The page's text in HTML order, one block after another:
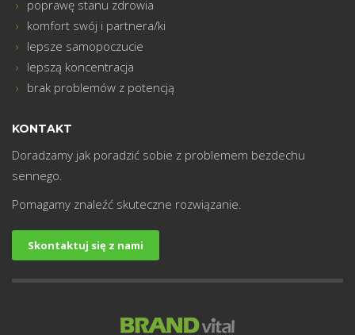
poprawę stanu zdrowia
komfort swój i partnera/ki
lepsze samopoczucie
lepszą koncentracja
brak problemów z potencją
KONTAKT
Doradzamy jak poradzić sobie z problemem bezdechu
sennego.
Pomagamy znaleźć skuteczne rozwiązanie.
Skontaktuj się z nami